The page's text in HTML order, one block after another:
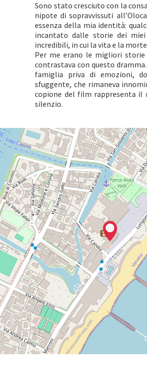
Sono stato cresciuto con la
nipote di sopravvissuti
essenza della mia identità:
incantato dalle storie dei miei
incredibili, in cui la vita e la
Per me erano le migliori
contrastava con questo
famiglia priva di emozioni,
sfuggente, che rimaneva
copione del film rappresenta
silenzio.